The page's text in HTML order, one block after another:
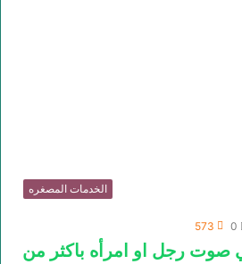
الخدمات المصغره
0
573
صوت رجل او امرأه باكثر من